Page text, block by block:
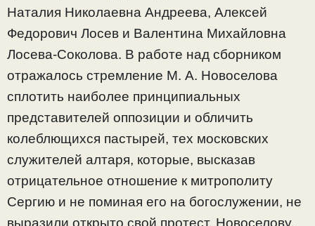
Наталия Николаевна Андреева, Алексей
Федорович Лосев и Валентина Михайловна
Лосева-Соколова. В работе над сборником
отражалось стремление М. А. Новоселова
сплотить наиболее принципиальных
представителей оппозиции и обличить
колеблющихся пастырей, тех московских
служителей алтаря, которые, высказав
отрицательное отношение к митрополиту
Сергию и не поминая его на богослужении, не
выразили открыто свой протест. Новоселову,